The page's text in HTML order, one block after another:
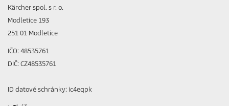
Kärcher spol. s r. o.
Modletice 193
251 01 Modletice
IČO: 48535761
DIČ: CZ48535761
ID datové schránky: ic4eqpk